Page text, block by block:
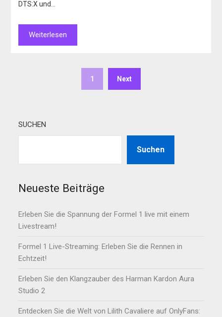
DTS:X und…
Weiterlesen
1 Next
SUCHEN
Suchen
Neueste Beiträge
Erleben Sie die Spannung der Formel 1 live mit einem
Livestream!
Formel 1 Live-Streaming: Erleben Sie die Rennen in
Echtzeit!
Erleben Sie den Klangzauber des Harman Kardon Aura
Studio 2
Entdecken Sie die Welt von Lilith Cavaliere auf OnlyFans: